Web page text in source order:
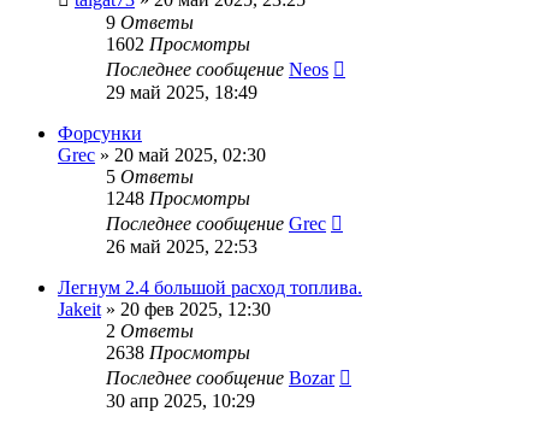
9 Ответы
1602 Просмотры
Последнее сообщение Neos
29 май 2025, 18:49
Форсунки
Grec » 20 май 2025, 02:30
5 Ответы
1248 Просмотры
Последнее сообщение Grec
26 май 2025, 22:53
Легнум 2.4 большой расход топлива.
Jakeit » 20 фев 2025, 12:30
2 Ответы
2638 Просмотры
Последнее сообщение Bozar
30 апр 2025, 10:29